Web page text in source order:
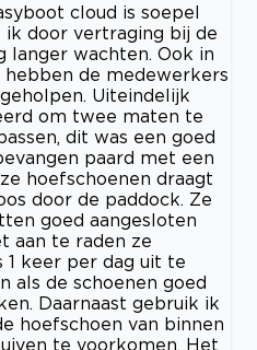
cloud is soepel
ik door vertraging bij de
langer wachten. Ook in
de medewerkers
Uiteindelijk
om twee maten te
dit was een goed
paard met een
hoefschoenen draagt
door de paddock. Ze
goed aangesloten
aan te raden ze
1 keer per dag uit te
als de schoenen goed
Daarnaast gebruik ik
hoefschoen van binnen
te voorkomen. Het